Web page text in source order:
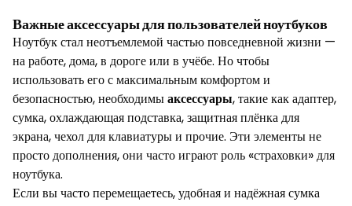
Важные аксессуары для пользователей ноутбуков
Ноутбук стал неотъемлемой частью повседневной жизни —
на работе, дома, в дороге или в учёбе. Но чтобы
использовать его с максимальным комфортом и
безопасностью, необходимыаксессуары, такие как адаптер,
сумка, охлаждающая подставка, защитная плёнка для
экрана, чехол для клавиатуры и прочие. Эти элементы не
просто дополнения, они часто играют роль «страховки» для
ноутбука.
Если вы часто перемещаетесь, удобная и надёжная сумка